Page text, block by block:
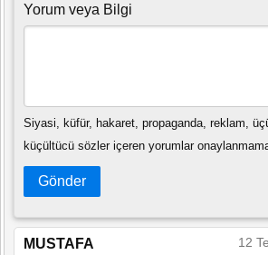
Yorum veya Bilgi
Siyasi, küfür, hakaret, propaganda, reklam,
küçültücü sözler içeren yorumlar
Gönder
MUSTAFA 12